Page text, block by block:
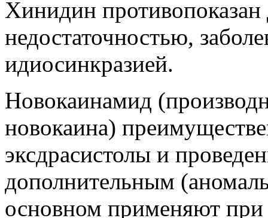
Хинидин
недостаточностью,
идиосинкразией.
Новокаинамид
новокаина)
эксдрасистолы и
дополнительным
основном применяют при